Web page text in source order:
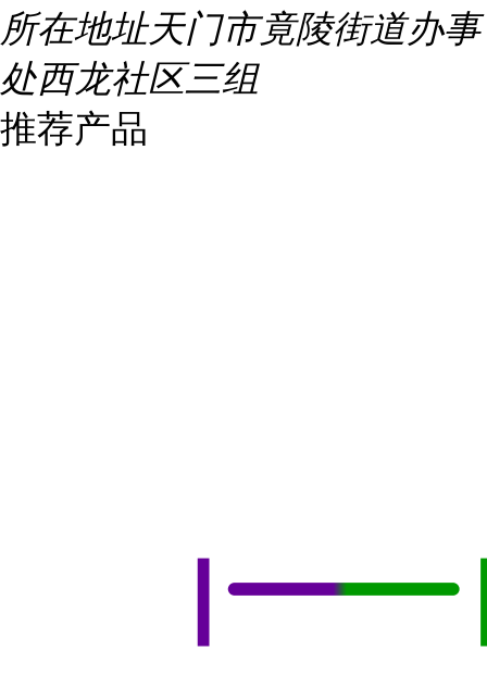
所在地址天门市竟陵街道办事
处西龙社区三组
推荐产品